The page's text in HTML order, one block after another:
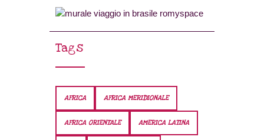
Tags
AFRICA AFRICA MERIDIONALE
AFRICA ORIENTALE AMERICA LATINA